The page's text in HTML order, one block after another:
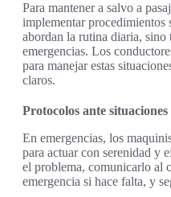
Para mantener a salvo a
implementar procedimientos
abordan la rutina diaria, sino
emergencias. Los
para manejar estas
claros.
Protocolos ante situaciones
En emergencias, los
para actuar con serenidad y
el problema, comunicarlo al
emergencia si hace falta, y